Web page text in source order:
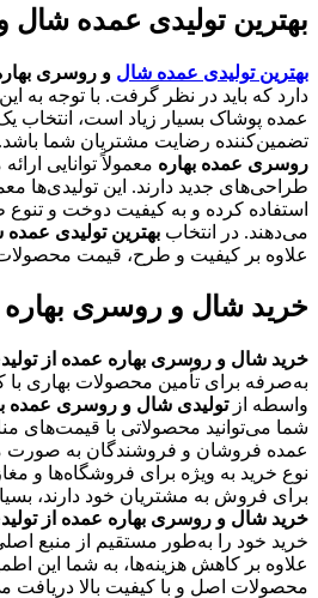
بهترین تولیدی عمده شال
بهترین تولیدی عمده شال و روسری
دارد که باید در نظر گرفت. با توجه به
عمده پوشاک بسیار زیاد است، انتخاب
تضمین‌کننده رضایت مشتریان شما
روسری عمده بهاره معمولاً توانایی
طراحی‌های جدید دارند. این تولیدی‌ها
استفاده کرده و به کیفیت دوخت و
می‌دهند. در انتخاب بهترین تولیدی
علاوه بر کیفیت و طرح، قیمت
خرید شال و روسری بهاره
خرید شال و روسری بهاره عمده از
به‌صرفه برای تأمین محصولات بهاری
واسطه ازتولیدی شال و روسری عمده
شما می‌توانید محصولاتی با قیمت‌های
عمده‌ فروشان و فروشندگان به صورت
نوع خرید به ویژه برای فروشگاه‌ها و
برای فروش به مشتریان خود دارند،
خرید شال و روسری بهاره عمده از
خرید خود را به‌طور مستقیم از منبع
علاوه بر کاهش هزینه‌ها، به شما این
محصولات اصل و با کیفیت بالا دریافت